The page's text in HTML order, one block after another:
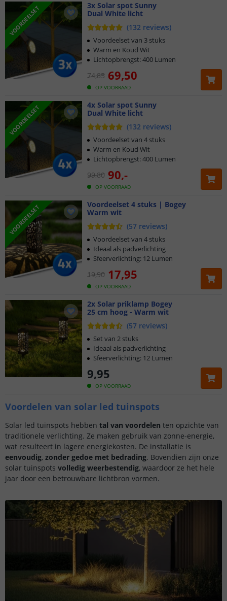
VOORDEELSET
3x Solar spot Sunny
Dual White licht
(132 reviews)
OP VOORRAAD
74,85 69,50
Voordeelset van 3 stuks
Warm en Koud Wit
Lichtopbrengst: 400 Lumen
VOORDEELSET
4x Solar spot Sunny
Dual White licht
(132 reviews)
OP VOORRAAD
99,80 90,-
Voordeelset van 4 stuks
Warm en Koud Wit
Lichtopbrengst: 400 Lumen
VOORDEELSET
Voordeelset 4 stuks | Bogey
Warm wit
(57 reviews)
OP VOORRAAD
19,90 17,95
Voordeelset van 4 stuks
Ideaal als padverlichting
Sfeerverlichting: 12 Lumen
2x Solar priklamp Bogey
25 cm hoog - Warm wit
(57 reviews)
OP VOORRAAD
9,95
Set van 2 stuks
Ideaal als padverlichting
Sfeerverlichting: 12 Lumen
Voordelen van solar led tuinspots
Solar led tuinspots hebben tal van voordelen ten opzichte van
traditionele verlichting. Ze maken gebruik van zonne-energie,
wat resulteert in lagere energiekosten. De installatie is
eenvoudig, zonder gedoe met bedrading. Bovendien zijn onze
solar tuinspots volledig weerbestendig, waardoor ze het hele
jaar door een betrouwbare lichtbron vormen.